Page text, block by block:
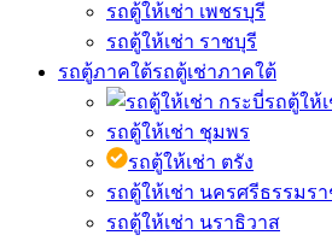
รถตู้ให้เช่า เพชรบุรี
รถตู้ให้เช่า ราชบุรี
รถตู้ภาคใต้รถตู้เช่าภาคใต้
รถตู้ให้
รถตู้ให้เช่า ชุมพร
รถตู้ให้เช่า ตรัง
รถตู้ให้เช่า นครศรีธรรมร
รถตู้ให้เช่า นราธิวาส